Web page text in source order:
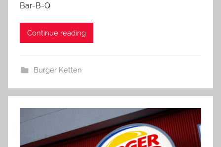
Bar-B-Q
Continue reading
Burger Ketten